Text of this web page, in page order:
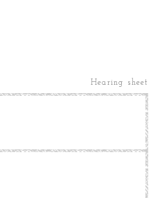
Hearing sheet